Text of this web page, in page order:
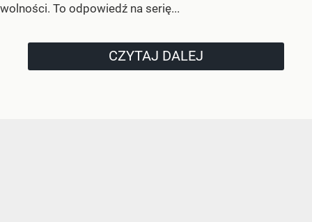
wolności. To odpowiedź na serię...
CZYTAJ DALEJ